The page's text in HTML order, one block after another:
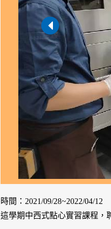
時間：2021/09/28~2022/04/12
這學期中西式點心實習課程，